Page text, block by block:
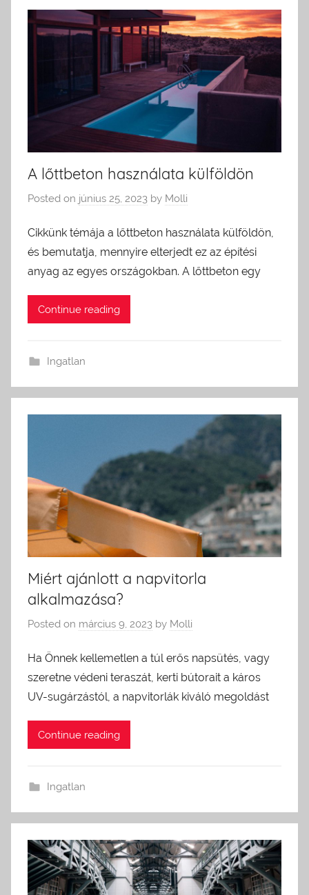
A lőttbeton használata külföldön
Posted on június 25, 2023 by Molli
Cikkünk témája a lőttbeton használata külföldön,
és bemutatja, mennyire elterjedt ez az építési
anyag az egyes országokban. A lőttbeton egy
Continue reading
Ingatlan
Miért ajánlott a napvitorla
alkalmazása?
Posted on március 9, 2023 by Molli
Ha Önnek kellemetlen a túl erős napsütés, vagy
szeretne védeni teraszát, kerti bútorait a káros
UV-sugárzástól, a napvitorlák kiváló megoldást
Continue reading
Ingatlan